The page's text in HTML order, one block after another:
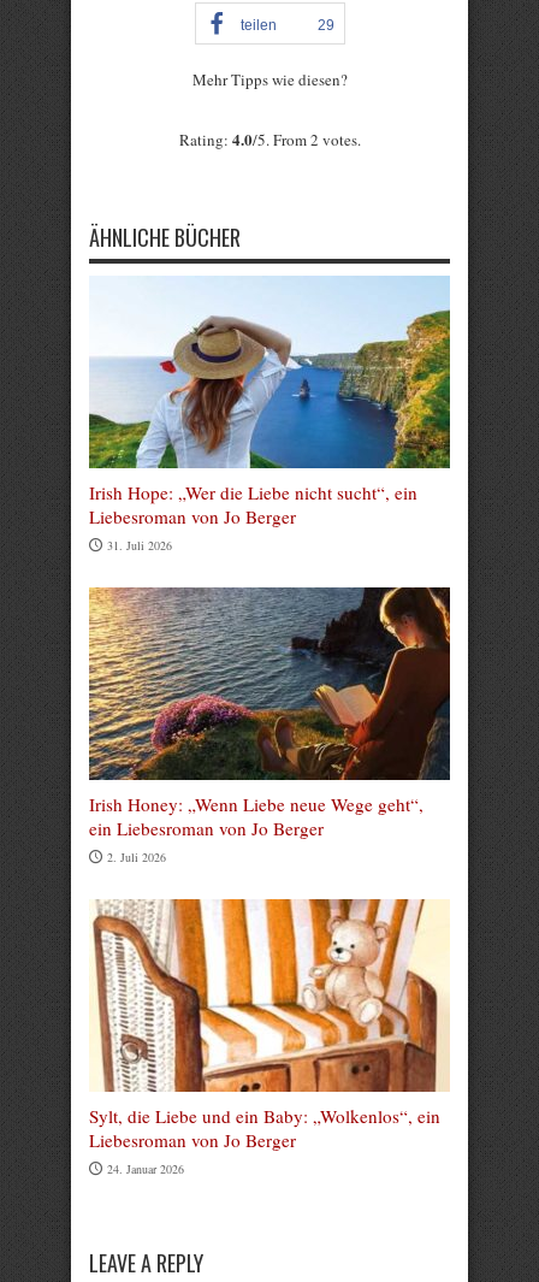
teilen 29
Mehr Tipps wie diesen?
Rating: 4.0/5. From 2 votes.
ÄHNLICHE BÜCHER
Irish Hope: „Wer die Liebe nicht sucht“, ein
Liebesroman von Jo Berger
31. Juli 2026
Irish Honey: „Wenn Liebe neue Wege geht“,
ein Liebesroman von Jo Berger
2. Juli 2026
Sylt, die Liebe und ein Baby: „Wolkenlos“, ein
Liebesroman von Jo Berger
24. Januar 2026
LEAVE A REPLY